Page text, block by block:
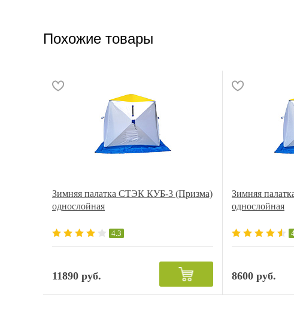
Похожие товары
Зимняя палатка СТЭК КУБ-3 (Призма)
однослойная
4.3
11890 руб.
Зимняя
однослойная
8600 руб.